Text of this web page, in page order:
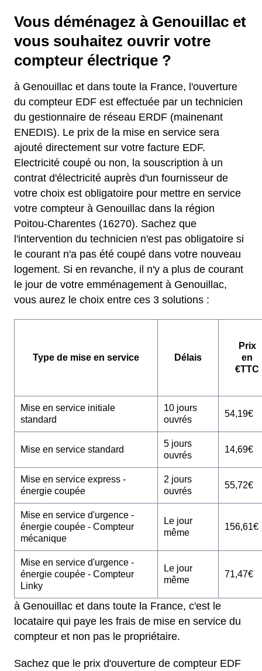
Vous déménagez à Genouillac et
vous souhaitez ouvrir votre
compteur électrique ?
à Genouillac et dans toute la France, l'ouverture
du compteur EDF est effectuée par un technicien
du gestionnaire de réseau ERDF (mainenant
ENEDIS). Le prix de la mise en service sera
ajouté directement sur votre facture EDF.
Electricité coupé ou non, la souscription à un
contrat d'électricité auprès d'un fournisseur de
votre choix est obligatoire pour mettre en service
votre compteur à Genouillac dans la région
Poitou-Charentes (16270). Sachez que
l'intervention du technicien n'est pas obligatoire si
le courant n'a pas été coupé dans votre nouveau
logement. Si en revanche, il n'y a plus de courant
le jour de votre emménagement à Genouillac,
vous aurez le choix entre ces 3 solutions :
Type de mise en service Délais
Prix
en
€TTC
Mise en service initiale
standard
10 jours
ouvrés
54,19€
Mise en service standard
5 jours
ouvrés
14,69€
Mise en service express -
énergie coupée
2 jours
ouvrés
55,72€
Mise en service d'urgence -
énergie coupée - Compteur
mécanique
Le jour
même
156,61€
Mise en service d'urgence -
énergie coupée - Compteur
Linky
Le jour
même
71,47€
à Genouillac et dans toute la France, c'est le
locataire qui paye les frais de mise en service du
compteur et non pas le propriétaire.
Sachez que le prix d'ouverture de compteur EDF